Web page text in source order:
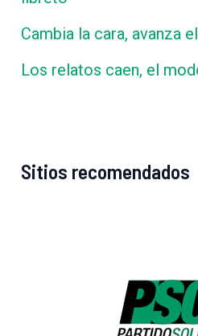
Cambia la cara, avanza
Los relatos caen, el
Sitios recomendados